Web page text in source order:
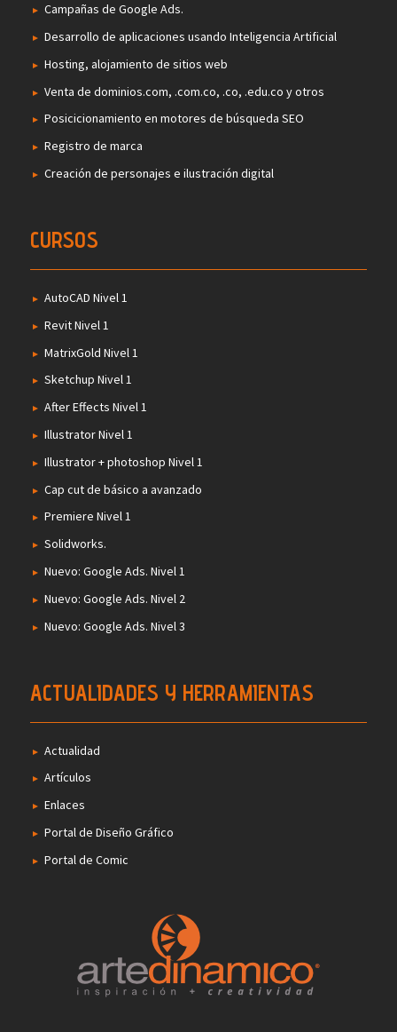
Campañas de Google Ads.
Desarrollo de aplicaciones usando Inteligencia Artificial
Hosting, alojamiento de sitios web
Venta de dominios.com, .com.co, .co, .edu.co y otros
Posicicionamiento en motores de búsqueda SEO
Registro de marca
Creación de personajes e ilustración digital
CURSOS
AutoCAD Nivel 1
Revit Nivel 1
MatrixGold Nivel 1
Sketchup Nivel 1
After Effects Nivel 1
Illustrator Nivel 1
Illustrator + photoshop Nivel 1
Cap cut de básico a avanzado
Premiere Nivel 1
Solidworks.
Nuevo: Google Ads. Nivel 1
Nuevo: Google Ads. Nivel 2
Nuevo: Google Ads. Nivel 3
ACTUALIDADES Y HERRAMIENTAS
Actualidad
Artículos
Enlaces
Portal de Diseño Gráfico
Portal de Comic